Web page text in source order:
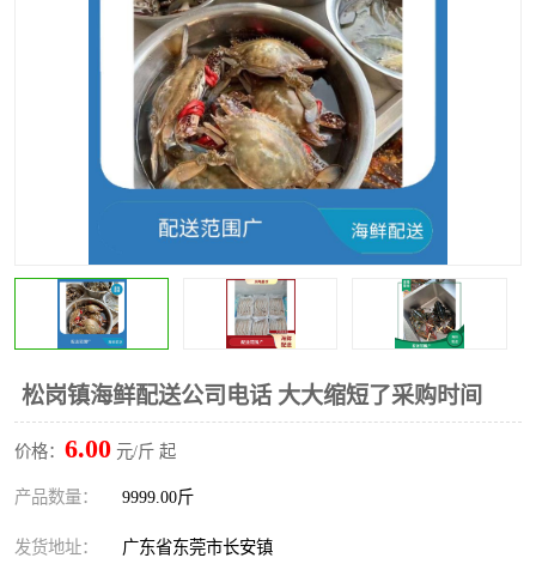
松岗镇海鲜配送公司电话 大大缩短了采购时间
价格： 6.00 元/斤 起
产品数量： 9999.00斤
发货地址： 广东省东莞市长安镇